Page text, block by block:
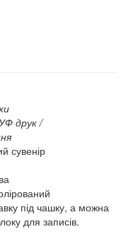
друк /
сувенір
під чашку, а можна
для записів.